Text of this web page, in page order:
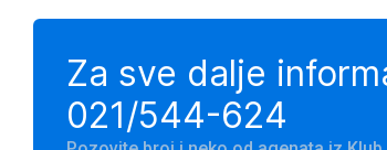
Za sve dalje
021/544-624